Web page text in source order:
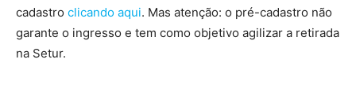
cadastro clicando aqui. Mas atenção: o pré-cadastro não
garante o ingresso e tem como objetivo agilizar a retirada
na Setur.